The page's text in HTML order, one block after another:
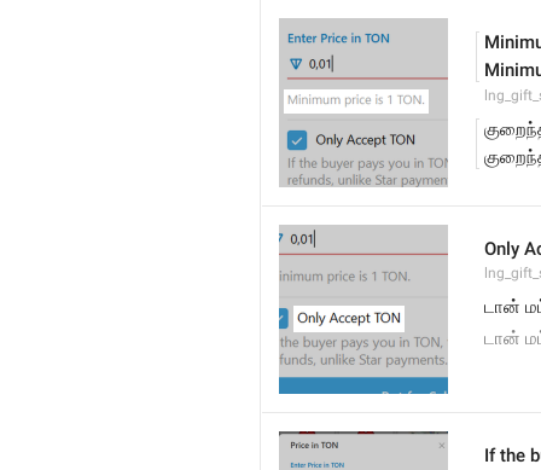
Only
டான்
டான்
If the